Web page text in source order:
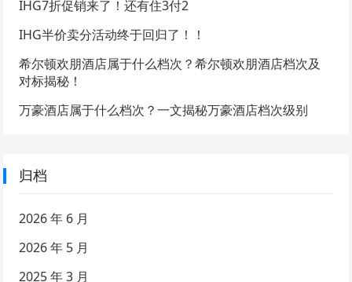
IHG7折促销来了！还有住3付2
IHG半价卖分活动终于回归了！！
希尔顿欢朋酒店属于什么档次？希尔顿欢朋酒店档次及
对标揭秘！
万豪酒店属于什么档次？一文揭秘万豪酒店档次级别
归档
2026 年 6 月
2026 年 5 月
2025 年 3 月